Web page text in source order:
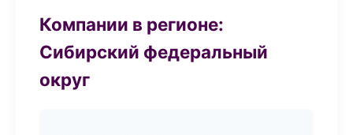
Компании в регионе:
Сибирский федеральный
округ